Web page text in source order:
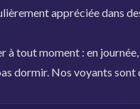
appréciée dans
à tout moment : en
dormir. Nos voyants